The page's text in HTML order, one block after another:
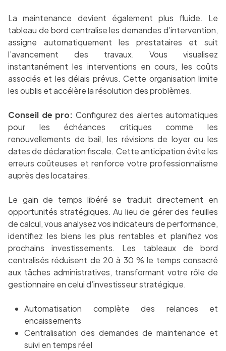
La maintenance devient également plus fluide. Le
tableau de bord centralise les demandes d’intervention,
assigne automatiquement les prestataires et suit
l’avancement des travaux. Vous visualisez
instantanément les interventions en cours, les coûts
associés et les délais prévus. Cette organisation limite
les oublis et accélère la résolution des problèmes.
Conseil de pro: Configurez des alertes automatiques
pour les échéances critiques comme les
renouvellements de bail, les révisions de loyer ou les
dates de déclaration fiscale. Cette anticipation évite les
erreurs coûteuses et renforce votre professionnalisme
auprès des locataires.
Le gain de temps libéré se traduit directement en
opportunités stratégiques. Au lieu de gérer des feuilles
de calcul, vous analysez vos indicateurs de performance,
identifiez les biens les plus rentables et planifiez vos
prochains investissements. Les tableaux de bord
centralisés réduisent de 20 à 30 % le temps consacré
aux tâches administratives, transformant votre rôle de
gestionnaire en celui d’investisseur stratégique.
Automatisation complète des relances et
encaissements
Centralisation des demandes de maintenance et
suivi en temps réel